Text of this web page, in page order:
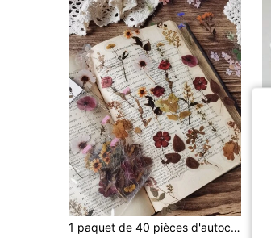
1 paquet de 40 pièces d'autocollants floraux vintage en PET, décoration de plantes, autocollants de collage DIY pour scrapbooking